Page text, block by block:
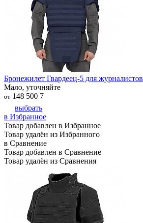
Бронежилет Гвардеец-5 для журналистов
Мало, уточняйте
от 148 500 7
выбрать
в Избранное
Товар добавлен в Избранное
Товар удалён из Избранного
в Сравнение
Товар добавлен в Сравнение
Товар удалён из Сравнения